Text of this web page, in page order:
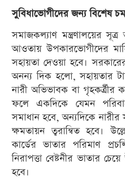
সুবিধাভোগীদের জন্য বিশেষ
সমাজকল্যাণ মন্ত্রণালয়ের
আওতায় উপকারভোগীদের
সহায়তা দেওয়া হবে।
অনন্য দিক হলো, সহায়তার
নারী অভিভাবক বা গৃহকর্ত্রীর
ফলে একদিকে যেমন
সমাধান হবে, অন্যদিকে নারীর
ক্ষমতায়ন ত্বরান্বিত হবে।
কার্ডের ভাতার পরিমাণ
নিরাপত্তা বেষ্টনীর ভাতার
হবে।